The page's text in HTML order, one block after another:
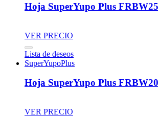
Hoja SuperYupo Plus
VER PRECIO
Lista de deseos
SuperYupoPlus
Hoja SuperYupo Plus
VER PRECIO